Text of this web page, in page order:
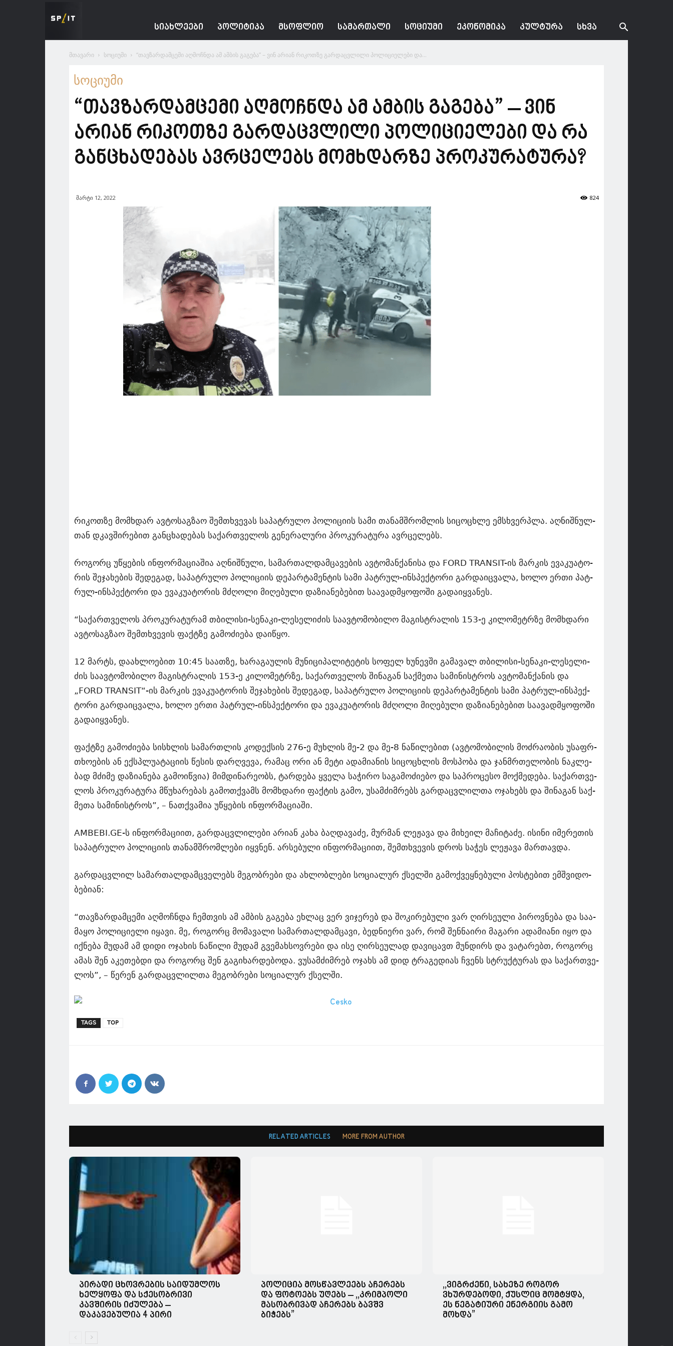
ᲡᲘᲐᲮᲚᲔᲔᲑᲘ ᲞᲝᲚᲘᲢᲘᲙᲐ ᲛᲡᲝᲤᲚᲘᲝ ᲡᲐᲛᲐᲠᲗᲐᲚᲘ ᲡᲝᲪᲘᲣᲛᲘ ᲔᲙᲝᲜᲝᲛᲘᲙᲐ ᲙᲣᲚᲢᲣᲠᲐ ᲡᲮᲕᲐ
მთავარი სოციუმი “თავზარდამცემი აღმოჩნდა ამ ამბის გაგება” – ვინ არიან რიკოთზე გარდაცვლილი პოლიციელები და...
სოციუმი
“თავზარდამცემი აღმოჩნდა ამ ამბის გაგება” – ვინ
არიან რიკოთზე გარდაცვლილი პოლიციელები და რა
განცხადებას ავრცელებს მომხდარზე პროკურატურა?
მარტი 12, 2022 824
რი­კოთ­ზე მომ­ხდარ ავ­ტო­საგ­ზაო შემ­თხვე­ვას სა­პატ­რუ­ლო პო­ლი­ცი­ის სამი თა­ნამ­შრომ­ლის სი­ცო­ცხლე ემსხვერ­პლა. აღ­ნიშ­ნულ­
თან დკავ­ში­რე­ბით გან­ცხა­დე­ბას სა­ქარ­თვე­ლოს გე­ნე­რა­ლუ­რი პრო­კუ­რა­ტუ­რა ავ­რცე­ლებს.
რო­გორც უწყე­ბის ინ­ფორ­მა­ცი­ა­შია აღ­ნიშ­ნუ­ლი, სა­მარ­თალ­დამ­ცა­ვე­ბის ავ­ტო­მან­ქა­ნი­სა და FORD TRANSIT-ის მარ­კის ევა­კუ­ა­ტო­
რის შე­ჯა­ხე­ბის შე­დე­გად, სა­პატ­რუ­ლო პო­ლი­ცი­ის დე­პარ­ტა­მენ­ტის სამი პატ­რულ-ინ­სპექ­ტო­რი გარ­და­იც­ვა­ლა, ხოლო ერთი პატ­
რულ-ინ­სპექ­ტო­რი და ევა­კუ­ა­ტო­რის მძღო­ლი მი­ღე­ბუ­ლი და­ზი­ა­ნე­ბე­ბით სა­ა­ვად­მყო­ფო­ში გა­და­იყ­ვა­ნეს.
“სა­ქარ­თვე­ლოს პრო­კუ­რა­ტუ­რამ თბი­ლი­სი-სე­ნა­კი-ლე­სე­ლი­ძის სა­ავ­ტო­მო­ბი­ლო მა­გის­ტრა­ლის 153-ე კი­ლო­მეტრზე მომ­ხდა­რი
ავ­ტო­საგ­ზაო შემ­თხვე­ვის ფაქ­ტზე გა­მო­ძი­ე­ბა და­ი­წყო.
12 მარტს, და­ახ­ლო­ე­ბით 10:45 სა­ათ­ზე, ხა­რა­გა­უ­ლის მუ­ნი­ცი­პა­ლი­ტე­ტის სო­ფელ ხუ­ნევ­ში გა­მა­ვალ თბი­ლი­სი-სე­ნა­კი-ლე­სე­ლი­
ძის სა­ავ­ტო­მო­ბი­ლო მა­გის­ტრა­ლის 153-ე კი­ლო­მეტრზე, სა­ქარ­თვე­ლოს ში­ნა­გან საქ­მე­თა სა­მი­ნის­ტროს ავ­ტო­მან­ქა­ნის და
„FORD TRANSIT“-ის მარ­კის ევა­კუ­ა­ტო­რის შე­ჯა­ხე­ბის შე­დე­გად, სა­პატ­რუ­ლო პო­ლი­ცი­ის დე­პარ­ტა­მენ­ტის სამი პატ­რულ-ინ­სპექ­
ტო­რი გარ­და­იც­ვა­ლა, ხოლო ერთი პატ­რულ-ინ­სპექ­ტო­რი და ევა­კუ­ა­ტო­რის მძღო­ლი მი­ღე­ბუ­ლი და­ზი­ა­ნე­ბე­ბით სა­ა­ვად­მყო­ფო­ში
გა­და­იყ­ვა­ნეს.
ფაქ­ტზე გა­მო­ძი­ე­ბა სის­ხლის სა­მარ­თლის კო­დექ­სის 276-ე მუხ­ლის მე-2 და მე-8 ნა­წი­ლე­ბით (ავ­ტო­მო­ბი­ლის მოძ­რა­ო­ბის უსაფრ­
თხო­ე­ბის ან ექ­სპლუ­ა­ტა­ცი­ის წე­სის დარ­ღვე­ვა, რა­მაც ორი ან მეტი ადა­მი­ა­ნის სი­ცო­ცხლის მოს­პო­ბა და ჯან­მრთე­ლო­ბის ნაკ­ლე­
ბად მძი­მე და­ზი­ა­ნე­ბა გა­მო­იწ­ვია) მიმ­დი­ნა­რე­ობს, ტარ­დე­ბა ყვე­ლა სა­ჭი­რო სა­გა­მო­ძი­ე­ბო და საპ­რო­ცე­სო მოქ­მე­დე­ბა. სა­ქარ­თვე­
ლოს პრო­კუ­რა­ტუ­რა მწუ­ხა­რე­ბას გა­მოთ­ქვამს მომ­ხდა­რი ფაქ­ტის გამო, უსამ­ძიმ­რებს გარ­დაც­ვლილ­თა ოჯა­ხებს და ში­ნა­გან საქ­
მე­თა სა­მი­ნის­ტროს”, – ნათ­ქვა­მია უწყე­ბის ინ­ფორ­მა­ცი­ა­ში.
AMBEBI.GE-ს ინ­ფორ­მა­ცი­ით, გარ­დაც­ვლი­ლე­ბი არი­ან კახა ბაღ­და­ვა­ძე, მურ­მან ლეჟა­ვა და მი­ხე­ილ მა­ჩი­ტა­ძე. ისი­ნი იმე­რე­თის
სა­პატ­რუ­ლო პო­ლი­ცი­ის თა­ნამ­შრომ­ლე­ბი იყ­ვნენ. არ­სე­ბუ­ლი ინ­ფორ­მა­ცი­ით, შემ­თხვე­ვის დროს სა­ჭეს ლეჟა­ვა მარ­თავ­და.
გარ­დაც­ვლილ სა­მარ­თალ­დამ­ცვე­ლებს მე­გობ­რე­ბი და ახ­ლობ­ლე­ბი სო­ცი­ა­ლურ ქსელ­ში გა­მოქ­ვეყ­ნე­ბუ­ლი პოს­ტე­ბით ემ­შვი­დო­
ბე­ბი­ან:
“თავ­ზარ­დამ­ცე­მი აღ­მოჩ­ნდა ჩემ­თვის ამ ამ­ბის გა­გე­ბა ეხ­ლაც ვერ ვი­ჯე­რებ და შო­კი­რე­ბუ­ლი ვარ ღირ­სე­უ­ლი პი­როვ­ნე­ბა და სა­ა­
მა­ყო პო­ლი­ცი­ე­ლი იყა­ვი. მე, რო­გორც მო­მა­ვა­ლი სა­მარ­თალ­დამ­ცა­ვი, ბედ­ნი­ე­რი ვარ, რომ შენ­ნა­ი­რი მა­გა­რი ადა­მი­ა­ნი იყო და
იქ­ნე­ბა მუ­დამ ამ დიდი ოჯა­ხის ნა­წი­ლი მუ­დამ გვე­მახ­სოვ­რე­ბი და ისე ღირ­სე­უ­ლად და­ვი­ცავთ მუნ­დირს და ვა­ტა­რებთ, რო­გორც
ამას შენ აკე­თებ­დი და რო­გორც შენ გა­გი­ხარ­დე­ბო­და. ვუ­სამ­ძიმ­რებ ოჯახს ამ დიდ ტრა­გე­დი­ას ჩვენს სტრუქ­ტუ­რას და სა­ქარ­თვე­
ლოს”, – წე­რენ გარ­დაც­ვლილ­თა მე­გობ­რე­ბი სო­ცი­ა­ლურ ქსელ­ში.
TAGS TOP
RELATED ARTICLES MORE FROM AUTHOR
პირადი ცხოვრების საიდუმლოს
ხელყოფა და სქესობრივი
კავშირის იძულება –
დაკავებულია 4 პირი
პოლიცია მოსწავლეებს აჩერებს
და ფოტოებს უღებს – ,,კრიმპოლი
მასობრივად აჩერებს ბავშვ
ბიჭებს”
,,ვიგრძენი, სახეზე როგორ
ვხურდებოდი, ქუსლიც მომტყდა,
ეს ნეგატიური ენერგიის გამო
მოხდა”